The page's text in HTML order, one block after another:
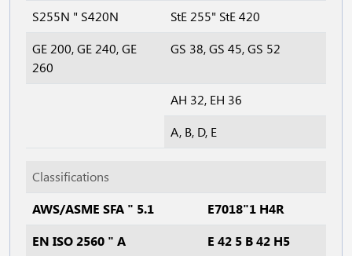
S255N " S420N
StE 255" StE 420
GE 200, GE 240, GE
260
GS 38, GS 45, GS 52
AH 32, EH 36
A, B, D, E
Classifications
AWS/ASME SFA " 5.1
E7018"1 H4R
EN ISO 2560 " A
E 42 5 B 42 H5